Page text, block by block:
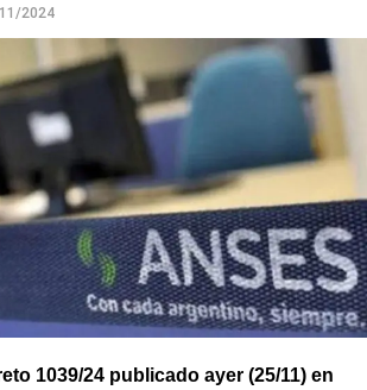
2024
1039/24 publicado ayer (25/11) en